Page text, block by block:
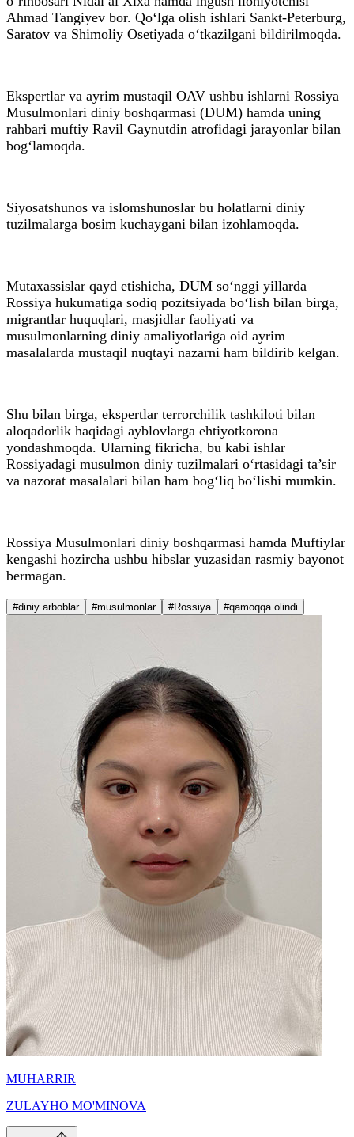
Ahmad Tangiyev bor. Qo‘lga olish ishlari Sankt-Peterburg,
Saratov va Shimoliy Osetiyada o‘tkazilgani bildirilmoqda.
Ekspertlar va ayrim mustaqil OAV ushbu ishlarni Rossiya
Musulmonlari diniy boshqarmasi (DUM) hamda uning
rahbari muftiy Ravil Gaynutdin atrofidagi jarayonlar bilan
bog‘lamoqda.
Siyosatshunos va islomshunoslar bu holatlarni diniy
tuzilmalarga bosim kuchaygani bilan izohlamoqda.
Mutaxassislar qayd etishicha, DUM so‘nggi yillarda
Rossiya hukumatiga sodiq pozitsiyada bo‘lish bilan birga,
migrantlar huquqlari, masjidlar faoliyati va
musulmonlarning diniy amaliyotlariga oid ayrim
masalalarda mustaqil nuqtayi nazarni ham bildirib kelgan.
Shu bilan birga, ekspertlar terrorchilik tashkiloti bilan
aloqadorlik haqidagi ayblovlarga ehtiyotkorona
yondashmoqda. Ularning fikricha, bu kabi ishlar
Rossiyadagi musulmon diniy tuzilmalari o‘rtasidagi ta’sir
va nazorat masalalari bilan ham bog‘liq bo‘lishi mumkin.
Rossiya Musulmonlari diniy boshqarmasi hamda Muftiylar
kengashi hozircha ushbu hibslar yuzasidan rasmiy bayonot
bermagan.
#diniy arboblar #musulmonlar #Rossiya #qamoqqa olindi
MUHARRIR
ZULAYHO MO'MINOVA